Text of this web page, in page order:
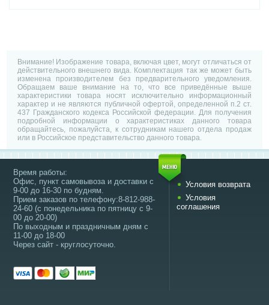
Внимание! Изображение товара, включая цвет, могут отличаться от
действительного внешнего вида. Комплектация так же может быть
изменена производителем без предварительного уведомления.
Обращаем ваше внимание на то, что все приведённые выше
характеристики товара носят исключительно информационный
характер и не являются публичной офертой, определенной п.2 ст.
437 Гражданского кодекса Российской федерации. Для получения
подробной информации о характеристиках данного товара
обращайтесь, пожалуйста, к сотрудникам нашего отдела продаж
или в Российское представительство данного товара.
Время работы:
Офис, пункт самовывоза и доставки с
9-00 до 16-30 по будням.
Прием заказов по телефону:8-812-988-
24-60 (с понедельника по пятницу с 9-
00 до 20-00)
По выходным и праздничным дням с
11-00 до 18-00
Через сайт - круглосуточно.
Условия возврата
Условия
соглашения